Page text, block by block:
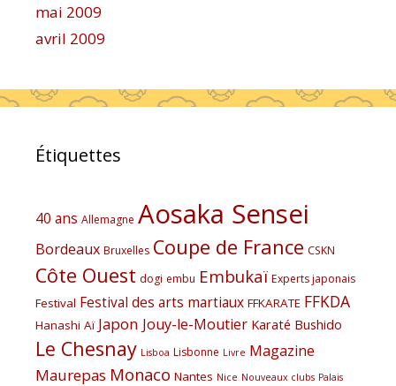
mai 2009
avril 2009
Étiquettes
40 ans Allemagne Aosaka Sensei
Bordeaux Bruxelles Coupe de France CSKN
Côte Ouest dogi embu Embukaï Experts japonais
Festival Festival des arts martiaux FFKARATE FFKDA
Hanashi Aï Japon Jouy-le-Moutier Karaté Bushido
Le Chesnay Lisboa Lisbonne Livre Magazine
Maurepas Monaco Nantes Nice Nouveaux clubs Palais